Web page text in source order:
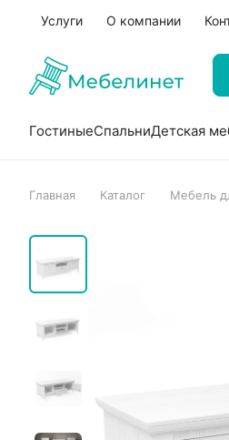
Услуги О компании
ГостиныеСпальниДетская
Главная Каталог Мебель